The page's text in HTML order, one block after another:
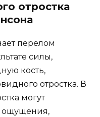
отростка
перелом
силы,
кость,
отростка. В
могут
ощущения,